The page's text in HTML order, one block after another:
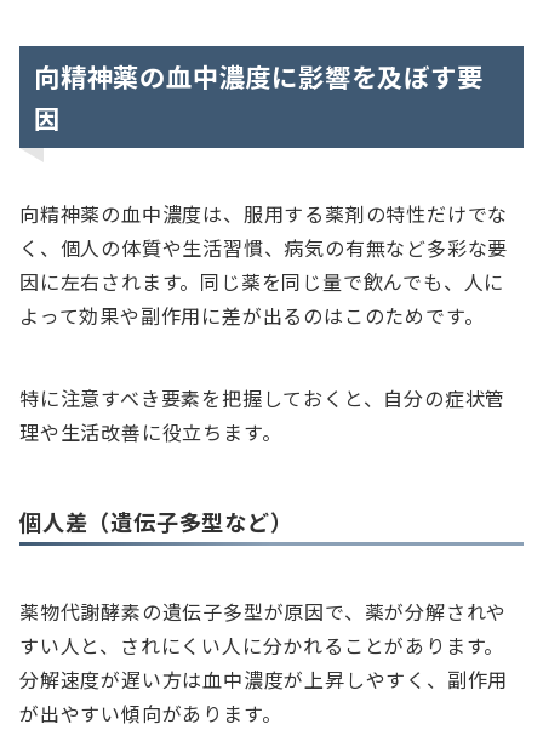
向精神薬の血中濃度に影響を及ぼす要
因
向精神薬の血中濃度は、服用する薬剤の特性だけでな
く、個人の体質や生活習慣、病気の有無など多彩な要
因に左右されます。同じ薬を同じ量で飲んでも、人に
よって効果や副作用に差が出るのはこのためです。
特に注意すべき要素を把握しておくと、自分の症状管
理や生活改善に役立ちます。
個人差（遺伝子多型など）
薬物代謝酵素の遺伝子多型が原因で、薬が分解されや
すい人と、されにくい人に分かれることがあります。
分解速度が遅い方は血中濃度が上昇しやすく、副作用
が出やすい傾向があります。